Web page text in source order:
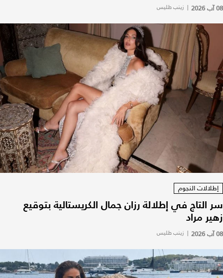
08 آب 2026 | زينب طليس
إطلالات النجوم
سر التاج في إطلالة رزان جمال الكريستالية بتوقيع
زهير مراد
08 آب 2026 | زينب طليس